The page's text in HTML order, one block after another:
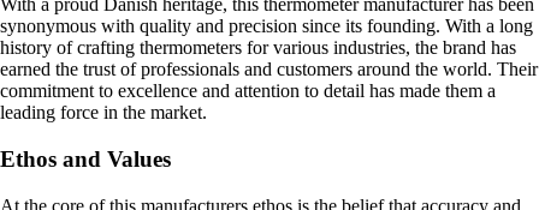
With a proud Danish heritage, this thermometer manufacturer has been
synonymous with quality and precision since its founding. With a long
history of crafting thermometers for various industries, the brand has
earned the trust of professionals and customers around the world. Their
commitment to excellence and attention to detail has made them a
leading force in the market.
Ethos and Values
At the core of this manufacturers ethos is the belief that accuracy and